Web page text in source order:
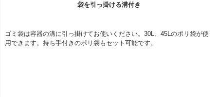
袋を引っ掛ける溝付き
ゴミ袋は容器の溝に引っ掛けてお使いください。30L、45Lのポリ袋が使
用できます。持ち手付きのポリ袋もセット可能です。